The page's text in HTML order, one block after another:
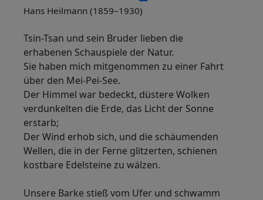
Hans Heilmann (1859–1930)
Tsin-Tsan und sein Bruder lieben die
erhabenen Schauspiele der Natur.
Sie haben mich mitgenommen zu einer Fahrt
über den Mei-Pei-See.
Der Himmel war bedeckt, düstere Wolken
verdunkelten die Erde, das Licht der Sonne
erstarb;
Der Wind erhob sich, und die schäumenden
Wellen, die in der Ferne glitzerten, schienen
kostbare Edelsteine zu wälzen.
Unsere Barke stieß vom Ufer und schwamm